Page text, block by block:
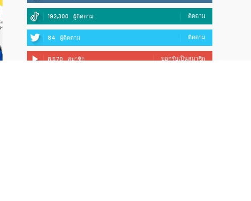
192,300 ผู้ติดตาม ติดตาม
84 ผู้ติดตาม ติดตาม
8,570 สมาชิก บอกรับเป็นสมาชิก